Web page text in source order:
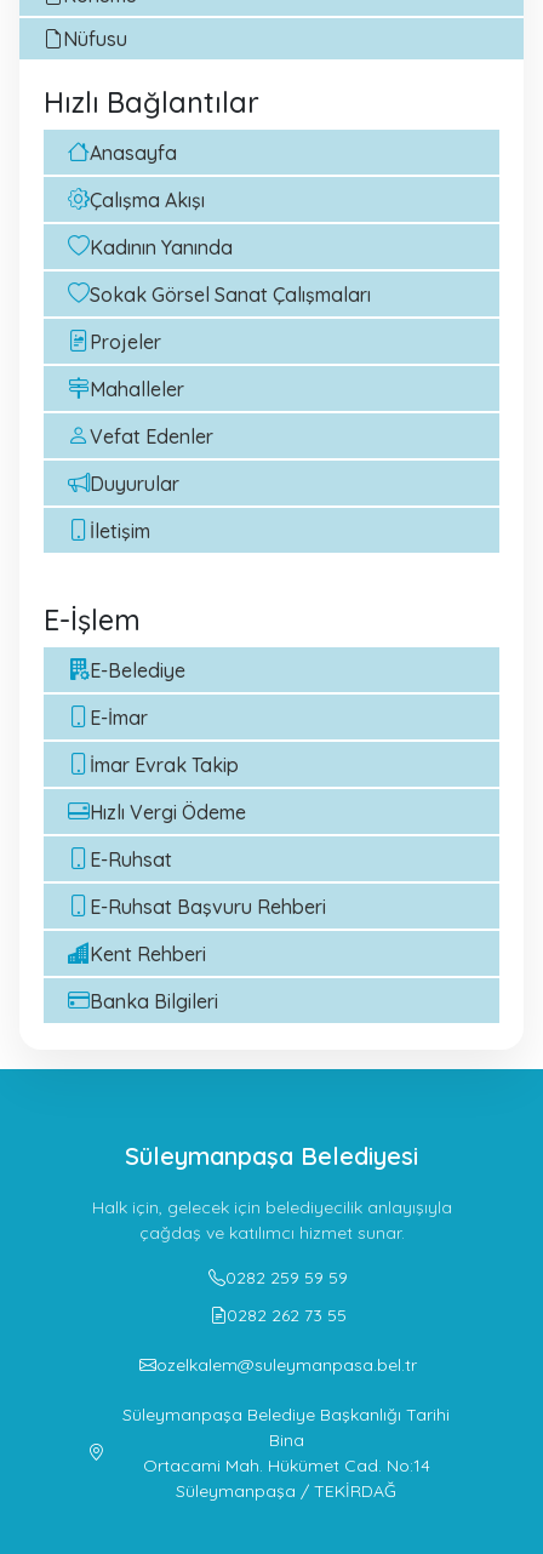
Nüfusu
Hızlı Bağlantılar
Anasayfa
Çalışma Akışı
Kadının Yanında
Sokak Görsel Sanat Çalışmaları
Projeler
Mahalleler
Vefat Edenler
Duyurular
İletişim
E-İşlem
E-Belediye
E-İmar
İmar Evrak Takip
Hızlı Vergi Ödeme
E-Ruhsat
E-Ruhsat Başvuru Rehberi
Kent Rehberi
Banka Bilgileri
Süleymanpaşa Belediyesi
Halk için, gelecek için belediyecilik anlayışıyla
çağdaş ve katılımcı hizmet sunar.
0282 259 59 59
0282 262 73 55
ozelkalem@suleymanpasa.bel.tr
Süleymanpaşa Belediye Başkanlığı Tarihi
Bina
Ortacami Mah. Hükümet Cad. No:14
Süleymanpaşa / TEKİRDAĞ